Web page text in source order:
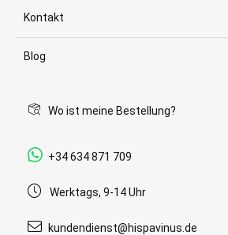
Kontakt
Blog
Wo ist meine Bestellung?
+34 634 871 709
Werktags, 9-14 Uhr
kundendienst@hispavinus.de